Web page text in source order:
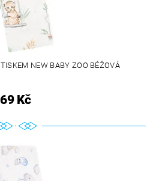
NEW BABY ZOO BÉŽOVÁ
69 Kč